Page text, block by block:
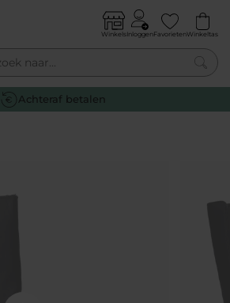
WinkelsInloggenFavorietenWinkeltas
0
Achteraf betalen